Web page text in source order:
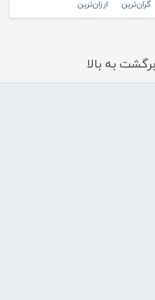
گران‌ترین ارزان‌ترین
برگشت به بالا